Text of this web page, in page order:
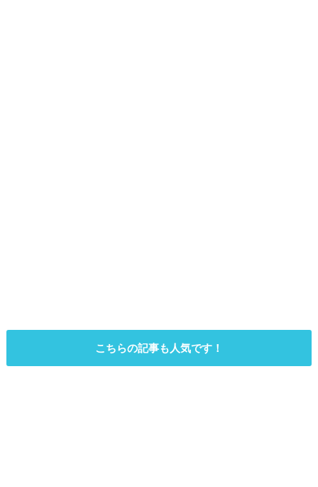
こちらの記事も人気です！